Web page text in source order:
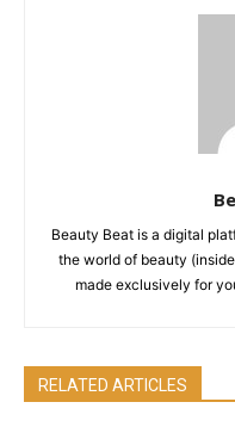
Beauty Beat is a digital
the world of beauty
made exclusively for
RELATED ARTICLES